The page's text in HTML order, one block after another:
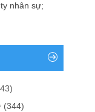
nhân sự;
(344)